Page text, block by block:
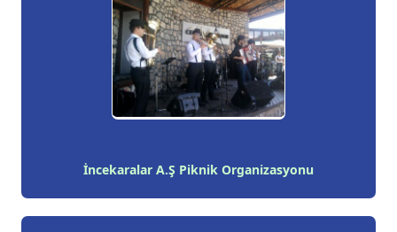
İncekaralar A.Ş Piknik Organizasyonu